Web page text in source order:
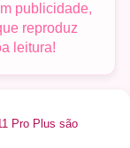
publicidade,
reproduz
leitura!
Pro Plus são